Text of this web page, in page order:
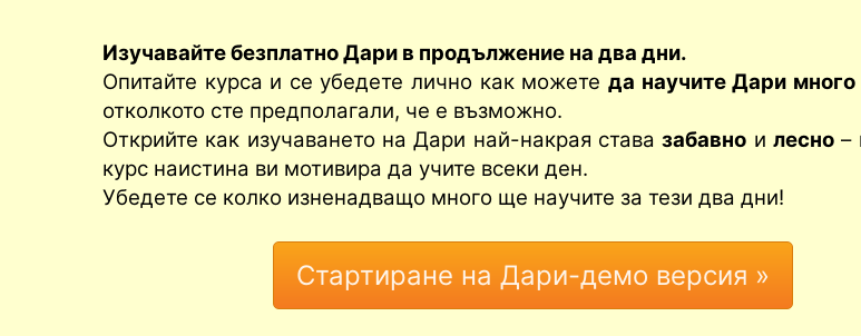
Изучавайте безплатно Дари в продължение на два дни.
Опитайте курса и се убедете лично как можете да научите Дари
отколкото сте предполагали, че е възможно.
Открийте как изучаването на Дари най-накрая ставазабавно илесно –
курс наистина ви мотивира да учите всеки ден.
Убедете се колко изненадващо много ще научите за тези два дни!